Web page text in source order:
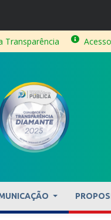
Transparência